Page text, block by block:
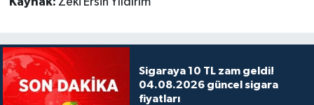
Sigaraya 10 TL zam geldi!
04.08.2026 güncel sigara
fiyatları